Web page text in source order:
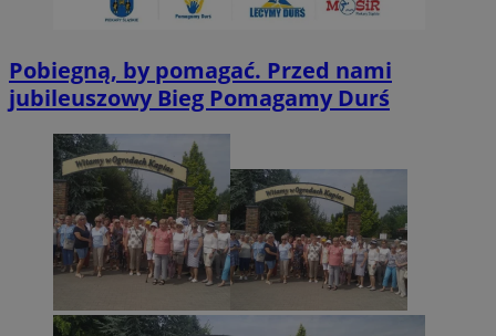
Pobiegną, by pomagać. Przed nami
jubileuszowy Bieg Pomagamy Durś